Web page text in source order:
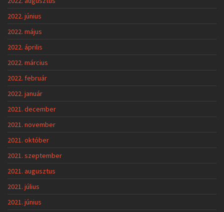
2022. június
2022. május
2022. április
2022. március
2022. február
2022. január
2021. december
2021. november
2021. október
2021. szeptember
2021. augusztus
2021. július
2021. június